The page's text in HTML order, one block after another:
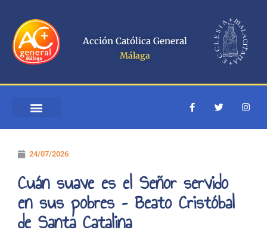
contenido
Acción Católica General
Málaga
F
a
e
f
T
w
t
I
n
t
24/07/2026
Cuán suave es el Señor servido
en sus pobres – Beato Cristóbal
de Santa Catalina